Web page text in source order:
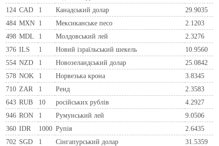
124 CAD 1 Канадський долар
29.9035
484 MXN 1 Мексиканське песо
2.1203
498 MDL 1 Молдовський лей
2.3276
376 ILS 1 Новий ізраїльський шекель
10.9560
554 NZD 1 Новозеландський долар
25.0842
578 NOK 1 Норвезька крона
3.8345
710 ZAR 1 Ренд
2.3583
643 RUB 10 російських рублів
4.2927
946 RON 1 Румунський лей
9.0506
360 IDR 1000 Рупія
2.6435
702 SGD 1 Сінгапурський долар
31.5359